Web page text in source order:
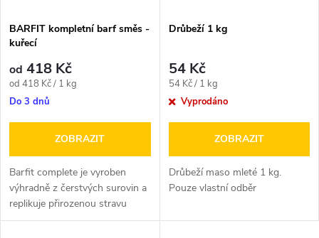
p
r
o
d
u
k
s
p
r
o
d
u
BARFIT kompletní barf směs -
kuřecí
od 418 Kč
Měrná
cena:
od 418 Kč / 1 kg
Do 3 dnů
ZOBRAZIT
Barfit complete je vyroben
výhradně z čerstvých surovin a
replikuje přirozenou stravu
divokých masožravců.
Drůbeží 1 kg
54 Kč
Měrná
cena:
54 Kč / 1 kg
Vyprodáno
ZOBRAZIT
Drůbeží maso mleté 1 kg.
Pouze vlastní odběr